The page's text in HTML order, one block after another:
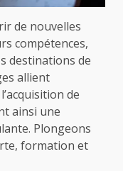
de nouvelles
compétences,
destinations de
allient
de
ainsi une
Plongeons
formation et